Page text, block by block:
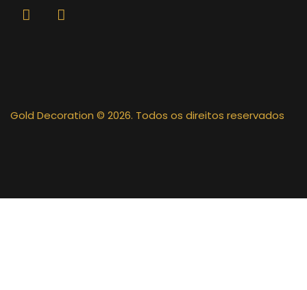
Gold Decoration © 2026. Todos os direitos reservados